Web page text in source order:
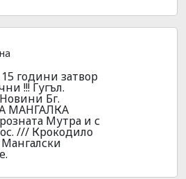
години затвор
!!! Гугъл.
Бг.
МАНГАЛКА
Мутра и с
/// Крокодило